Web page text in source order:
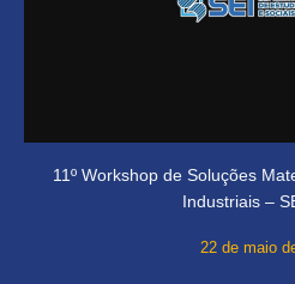
11º Workshop de Soluções
Industriais –
22 de maio